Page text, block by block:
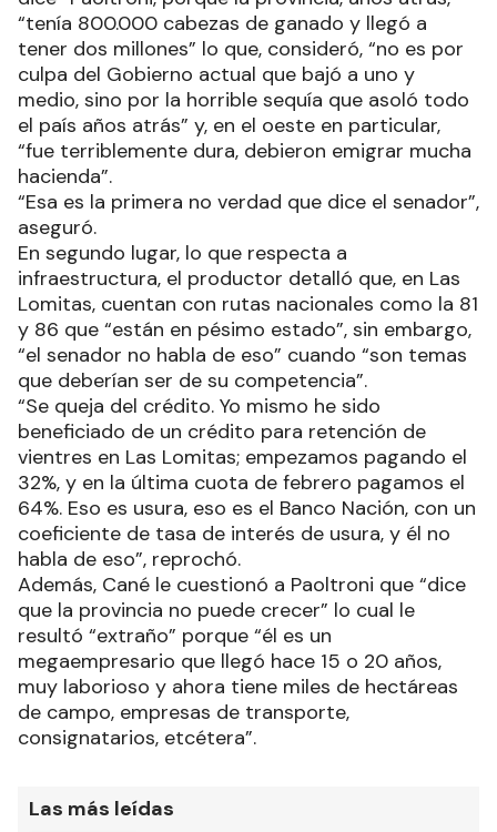
“tenía 800.000 cabezas de ganado y llegó a
tener dos millones” lo que, consideró, “no es por
culpa del Gobierno actual que bajó a uno y
medio, sino por la horrible sequía que asoló todo
el país años atrás” y, en el oeste en particular,
“fue terriblemente dura, debieron emigrar mucha
hacienda”.
“Esa es la primera no verdad que dice el senador”,
aseguró.
En segundo lugar, lo que respecta a
infraestructura, el productor detalló que, en Las
Lomitas, cuentan con rutas nacionales como la 81
y 86 que “están en pésimo estado”, sin embargo,
“el senador no habla de eso” cuando “son temas
que deberían ser de su competencia”.
“Se queja del crédito. Yo mismo he sido
beneficiado de un crédito para retención de
vientres en Las Lomitas; empezamos pagando el
32%, y en la última cuota de febrero pagamos el
64%. Eso es usura, eso es el Banco Nación, con un
coeficiente de tasa de interés de usura, y él no
habla de eso”, reprochó.
Además, Cané le cuestionó a Paoltroni que “dice
que la provincia no puede crecer” lo cual le
resultó “extraño” porque “él es un
megaempresario que llegó hace 15 o 20 años,
muy laborioso y ahora tiene miles de hectáreas
de campo, empresas de transporte,
consignatarios, etcétera”.
Las más leídas